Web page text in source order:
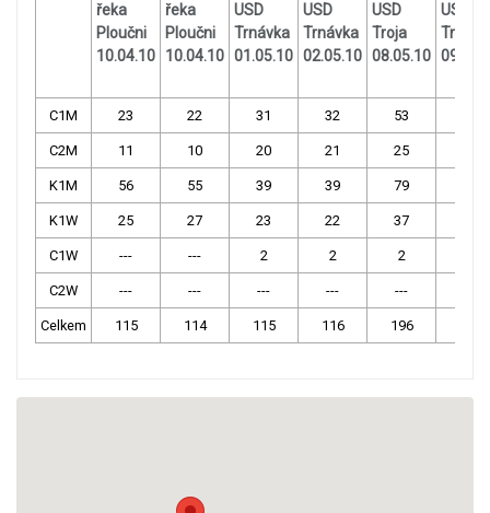
řeka
Ploučni
10.04.10
řeka
Ploučni
10.04.10
USD
Trnávka
01.05.10
USD
Trnávka
02.05.10
USD
Troja
08.05.10
USD
Troja
C1M 23 22 31 32 53
C2M 11 10 20 21 25
K1M 56 55 39 39 79
K1W 25 27 23 22 37
C1W --- --- 2 2 2
C2W --- --- --- --- ---
Celkem 115 114 115 116 196